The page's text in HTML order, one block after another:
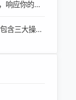
响应你的
含三大操作